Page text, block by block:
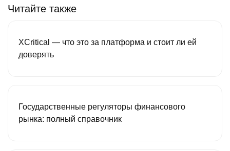
Читайте также
XCritical — что это за платформа и стоит ли ей
доверять
Государственные регуляторы финансового
рынка: полный справочник